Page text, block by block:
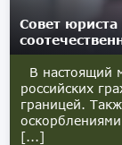
Совет
В настоящий
российских
границей.
[...]